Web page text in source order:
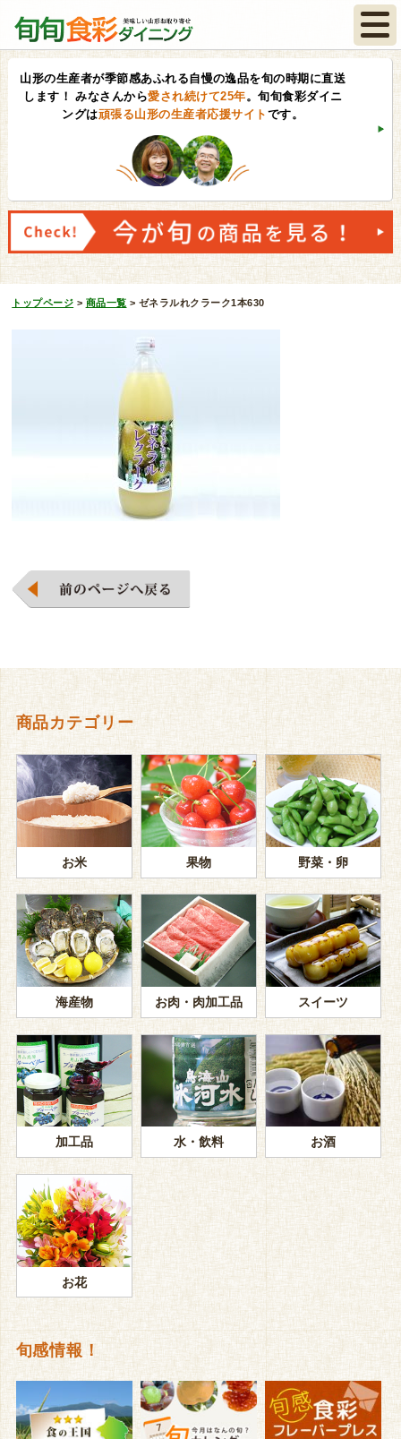
山形の生産者が季節感あふれる自慢の逸品を旬の時期に直送
します！ みなさんから愛され続けて25年。旬旬食彩ダイニ
ングは頑張る山形の生産者応援サイト です。
トップページ > 商品一覧 > ゼネラルれクラーク1本630
商品カテゴリー
お米 果物 野菜・卵
海産物 お肉・肉加工品 スイーツ
加工品 水・飲料 お酒
お花
旬感情報！